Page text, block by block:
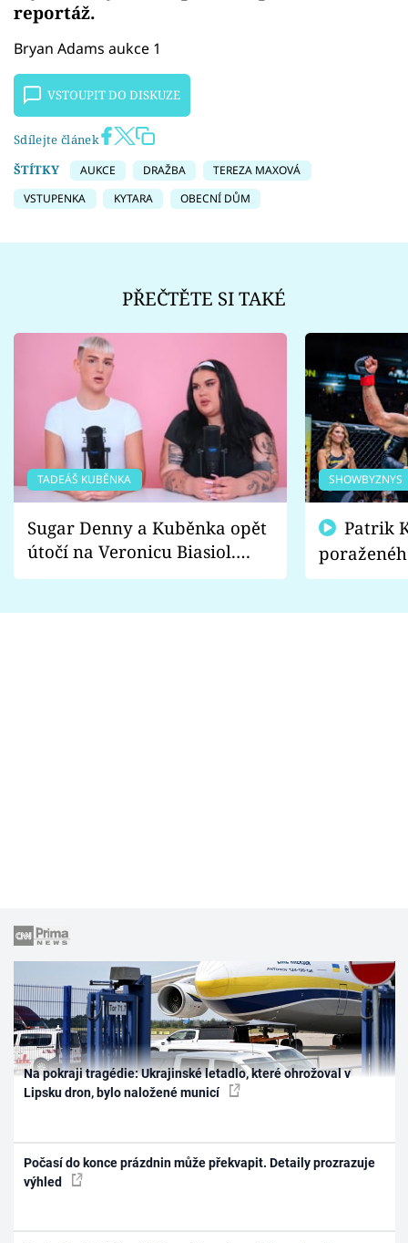
reportáž.
Bryan Adams aukce 1
VSTOUPIT DO DISKUZE
Sdílejte článek
ŠTÍTKY
AUKCE DRAŽBA
TEREZA MAXOVÁ
VSTUPENKA
KYTARA OBECNÍ DŮM
PŘEČTĚTE SI TAKÉ
TADEÁŠ KUBĚNKA
Sugar Denny a Kuběnka opět
útočí na Veronicu Biasiol.
Proč je podle nich falešná a
SHOWBYZNYS
fanoušci
Na pokraji tragédie: Ukrajinské letadlo, které ohrožoval v
Lipsku dron, bylo naložené municí
Počasí do konce prázdnin může překvapit. Detaily prozrazuje
výhled